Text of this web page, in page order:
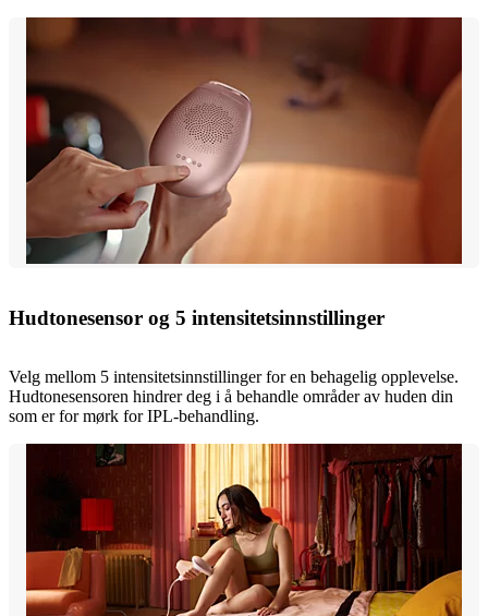
Hudtonesensor og 5 intensitetsinnstillinger
Velg mellom 5 intensitetsinnstillinger for en behagelig opplevelse.
Hudtonesensoren hindrer deg i å behandle områder av huden din
som er for mørk for IPL-behandling.